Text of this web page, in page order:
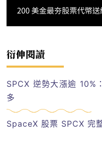
衍伸閱讀
SPCX 逆勢大漲逾 10%
多
SpaceX 股票 SPCX 完